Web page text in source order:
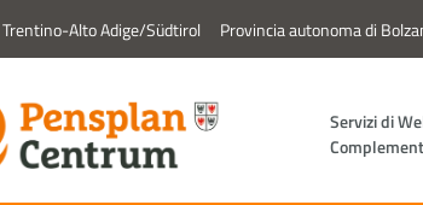
Alto Adige/Südtirol Provincia autonoma di
Servizi di